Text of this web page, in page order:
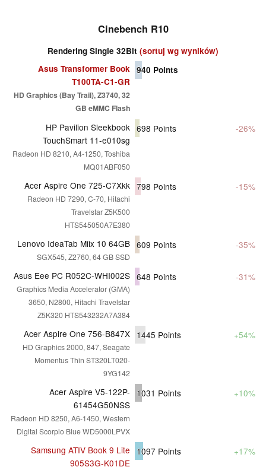
Cinebench R10
Rendering Single 32Bit (sortuj wg wyników)
Asus Transformer Book
T100TA-C1-GR
HD Graphics (Bay Trail), Z3740, 32
GB eMMC Flash
940 Points
HP Pavilion Sleekbook
TouchSmart 11-e010sg
Radeon HD 8210, A4-1250, Toshiba
MQ01ABF050
698 Points -26%
Acer Aspire One 725-C7Xkk
Radeon HD 7290, C-70, Hitachi
Travelstar Z5K500
HTS545050A7E380
798 Points -15%
Lenovo IdeaTab Miix 10 64GB
SGX545, Z2760, 64 GB SSD
609 Points -35%
Asus Eee PC R052C-WHI002S
Graphics Media Accelerator (GMA)
3650, N2800, Hitachi Travelstar
Z5K320 HTS543232A7A384
648 Points -31%
Acer Aspire One 756-B847X
HD Graphics 2000, 847, Seagate
Momentus Thin ST320LT020-
9YG142
1445 Points +54%
Acer Aspire V5-122P-
61454G50NSS
Radeon HD 8250, A6-1450, Western
Digital Scorpio Blue WD5000LPVX
1031 Points +10%
Samsung ATIV Book 9 Lite
905S3G-K01DE
1097 Points +17%